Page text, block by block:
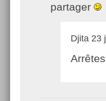
partager
Djita 23